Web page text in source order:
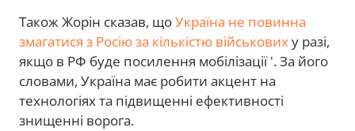
Також Жорін сказав, щоУкраїна не повинна
змагатися з Росію за кількістю військовиху разі,
якщо в РФ буде посилення мобілізації '. За його
словами, Україна має робити акцент на
технологіях та підвищенні ефективності
знищенні ворога.